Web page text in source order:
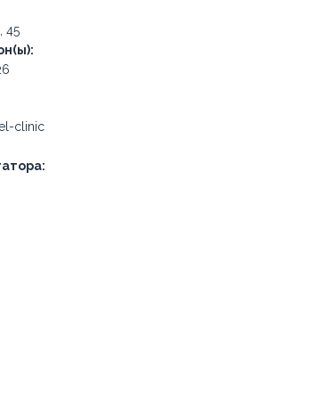
45
clinic